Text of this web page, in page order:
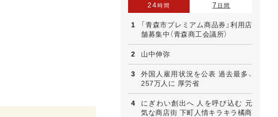
24時間 7 日間
「青森市プレミアム商品券」利用店
舗募集中（青森商工会議所）
山中伸弥
外国人雇用状況を公表 過去最多、
257万人に 厚労省
にぎわい創出へ 人を呼び込む 元
気な商店街 下町人情キラキラ橘商